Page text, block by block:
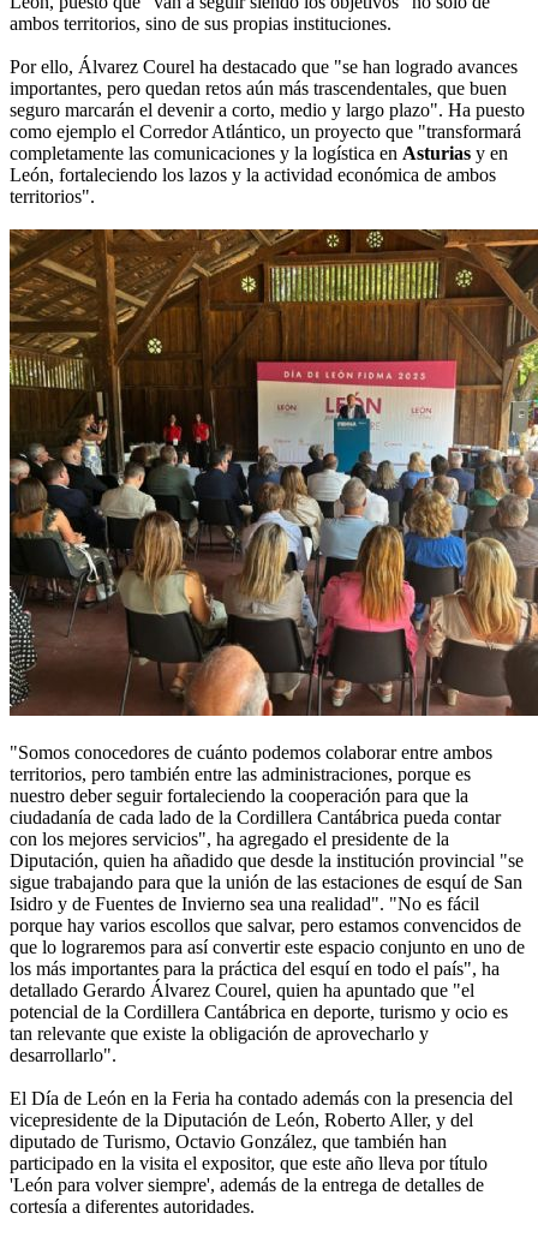
ambos territorios, sino de sus propias instituciones.
Por ello, Álvarez Courel ha destacado que "se han logrado avances
importantes, pero quedan retos aún más trascendentales, que buen
seguro marcarán el devenir a corto, medio y largo plazo". Ha puesto
como ejemplo el Corredor Atlántico, un proyecto que "transformará
completamente las comunicaciones y la logística en Asturias y en
León, fortaleciendo los lazos y la actividad económica de ambos
territorios".
"Somos conocedores de cuánto podemos colaborar entre ambos
territorios, pero también entre las administraciones, porque es
nuestro deber seguir fortaleciendo la cooperación para que la
ciudadanía de cada lado de la Cordillera Cantábrica pueda contar
con los mejores servicios", ha agregado el presidente de la
Diputación, quien ha añadido que desde la institución provincial "se
sigue trabajando para que la unión de las estaciones de esquí de San
Isidro y de Fuentes de Invierno sea una realidad". "No es fácil
porque hay varios escollos que salvar, pero estamos convencidos de
que lo lograremos para así convertir este espacio conjunto en uno de
los más importantes para la práctica del esquí en todo el país", ha
detallado Gerardo Álvarez Courel, quien ha apuntado que "el
potencial de la Cordillera Cantábrica en deporte, turismo y ocio es
tan relevante que existe la obligación de aprovecharlo y
desarrollarlo".
El Día de León en la Feria ha contado además con la presencia del
vicepresidente de la Diputación de León, Roberto Aller, y del
diputado de Turismo, Octavio González, que también han
participado en la visita el expositor, que este año lleva por título
'León para volver siempre', además de la entrega de detalles de
cortesía a diferentes autoridades.